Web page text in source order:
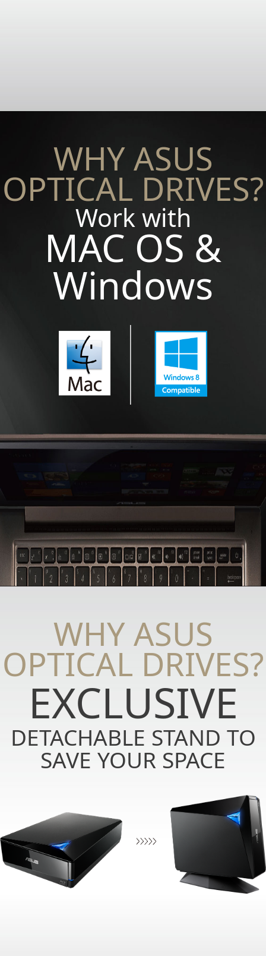
WHY ASUS
OPTICAL DRIVES?
Work with
MAC OS &
Windows
WHY ASUS
OPTICAL DRIVES?
EXCLUSIVE
DETACHABLE STAND TO
SAVE YOUR SPACE